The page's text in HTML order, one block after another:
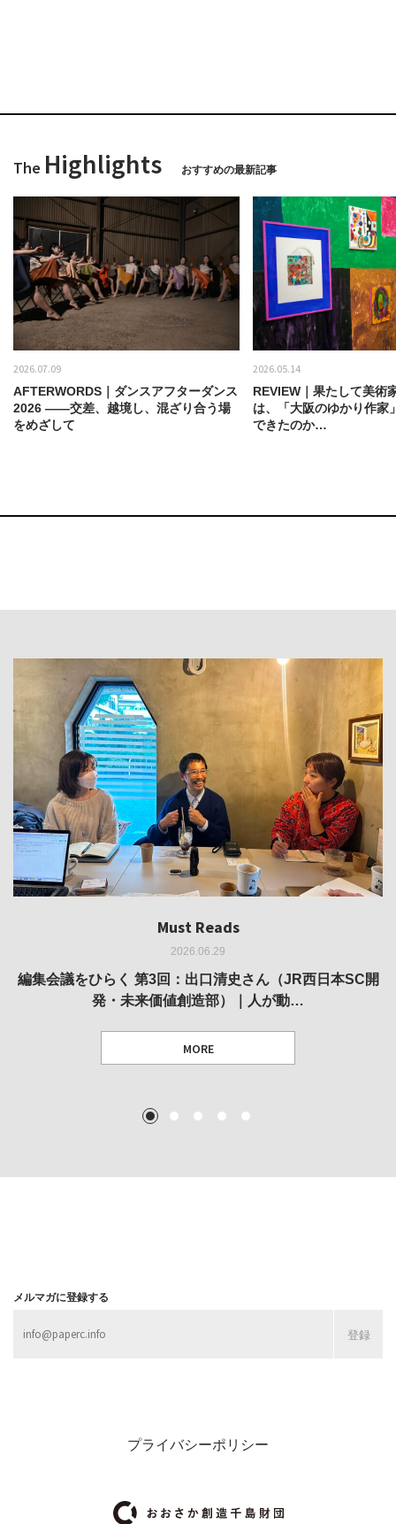
The Highlights おすすめの最新記事
2026.07.09
AFTERWORDS｜ダンスアフターダンス
2026 ——交差、越境し、混ざり合う場
をめざして
2026.05.14
REVIEW｜果たして美術
は、「大阪のゆかり作家
できたのか…
Must Reads
2026.06.29
編集会議をひらく 第3回：出口清史さん（JR西日本SC開
発・未来価値創造部）｜人が動…
MORE
Must Reads
2026.05.14
REVIEW｜果たして美術家・梅津庸一は、「大阪のゆかり
作家」となることができたのか…
Must Reads
2026.03.11
REPORT｜博覧会の残像
MORE
Must Reads
2026.02.25
REVIEW｜菊池聡太朗 個展「余りの風景」
MORE
Must Reads
2025.10.01
REVIEW｜生の存在証明としての線——「ライフライン」
展
1 2 3 4 5
メルマガに登録する
プライバシーポリシー